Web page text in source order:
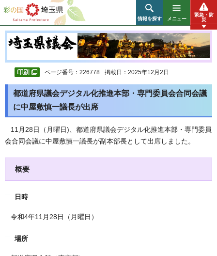
彩の国 埼玉県
情報を探す メニュー
緊急・防
災
ページ番号：226778 掲載日：2025年12月2日
都道府県議会デジタル化推進本部・専門委員会合同会議
に中屋敷慎一議長が出席
11月28日（月曜日)、都道府県議会デジタル化推進本部・専門委員
会合同会議に中屋敷慎一議長が副本部長として出席しました。
概要
日時
令和4年11月28日（月曜日）
場所